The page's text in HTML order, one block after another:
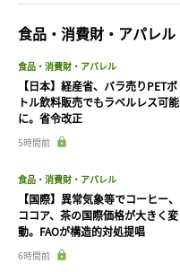
食品・消費財・アパレル
食品・消費財・アパレル
【日本】経産省、バラ売りPETボ
トル飲料販売でもラベルレス可能
に。省令改正
5時間前
食品・消費財・アパレル
【国際】異常気象等でコーヒー、
ココア、茶の国際価格が大きく変
動。FAOが構造的対処提唱
6時間前